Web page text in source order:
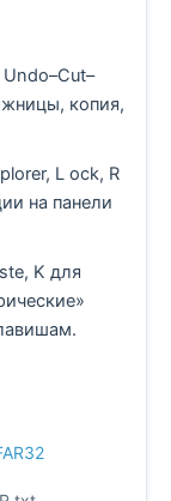
копия,
L ock, R
на панели
K для